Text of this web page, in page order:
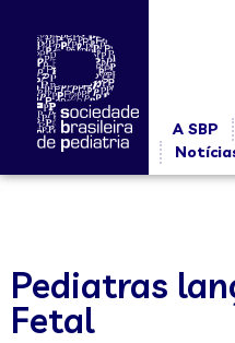
A SBP
Pediatras
Fetal